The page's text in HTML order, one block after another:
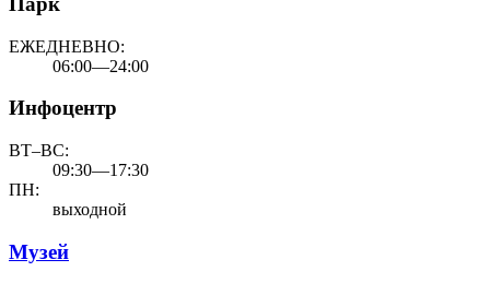
ЕЖЕДНЕВНО:
06:00—24:00
Инфоцентр
ВТ–ВС:
09:30—17:30
ПН:
выходной
Музей